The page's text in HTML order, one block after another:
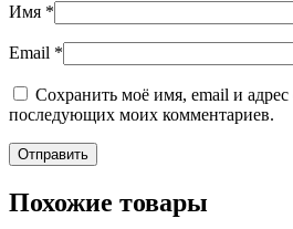
Имя *
Email *
Сохранить моё имя, email и адрес
последующих моих комментариев.
Похожие товары